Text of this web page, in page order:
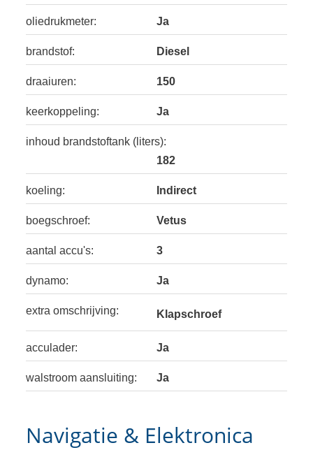
oliedrukmeter: Ja
brandstof: Diesel
draaiuren: 150
keerkoppeling: Ja
inhoud brandstoftank (liters):
182
koeling: Indirect
boegschroef: Vetus
aantal accu's: 3
dynamo: Ja
extra omschrijving: Klapschroef
acculader: Ja
walstroom aansluiting: Ja
Navigatie & Elektronica